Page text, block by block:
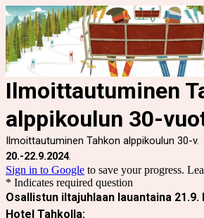
Ilmoittautuminen
alppikoulun 30-
Ilmoittautuminen Tahkon alppikoulun 30-
20.-22.9.2024.
Sign in to Google to save your progress.
* Indicates required question
Osallistun iltajuhlaan lauantaina
Hotel Tahkolla: